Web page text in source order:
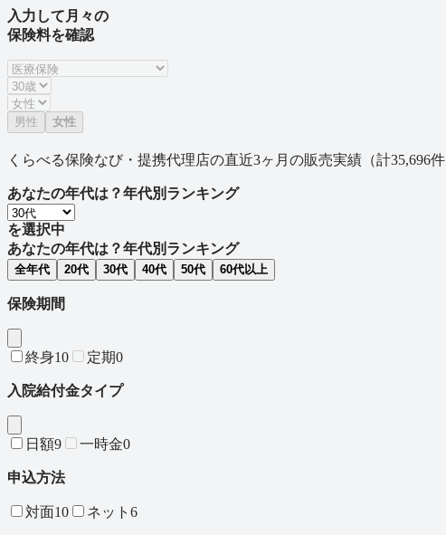
入力して月々の
保険料を確認
男性 女性
くらべる保険なび・提携代理店の直近3ヶ月の販売実績（計35,696件
あなたの年代は？年代別ランキング
を選択中
あなたの年代は？年代別ランキング
全年代 20代 30代 40代 50代 60代以上
保険期間
終身10 定期0
入院給付金タイプ
日額9 一時金0
申込方法
対面10 ネット 6